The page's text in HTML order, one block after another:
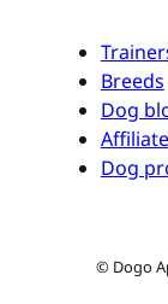
Breeds
Dog
Dog
© Dogo